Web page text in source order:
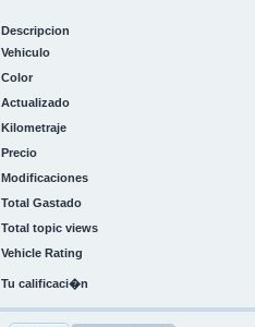
Descripcion
Vehiculo
Color
Actualizado
Kilometraje
Precio
Modificaciones
Total Gastado
Total topic views
Vehicle Rating
Tu calificaci�n